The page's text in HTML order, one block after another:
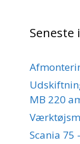
MB 220
Scania 75